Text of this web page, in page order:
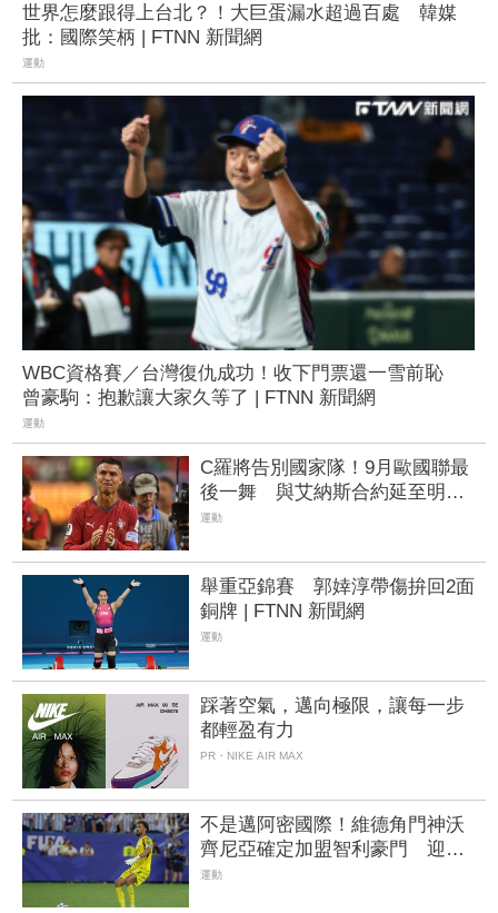
世界怎麼跟得上台北？！大巨蛋漏水超過百處 韓媒
批：國際笑柄 | FTNN 新聞網
運動
WBC資格賽／台灣復仇成功！收下門票還一雪前恥
曾豪駒：抱歉讓大家久等了 | FTNN 新聞網
運動
C羅將告別國家隊！9月歐國聯最
後一舞 與艾納斯合約延至明年6
月
運動
舉重亞錦賽 郭婞淳帶傷拚回2面
銅牌 | FTNN 新聞網
運動
踩著空氣，邁向極限，讓每一步
都輕盈有力
PR・NIKE AIR MAX
不是邁阿密國際！維德角門神沃
齊尼亞確定加盟智利豪門 迎職
業生涯新篇章
運動